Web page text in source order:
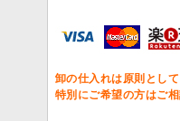
卸の仕入れは原則とし
特別にご希望の方はご